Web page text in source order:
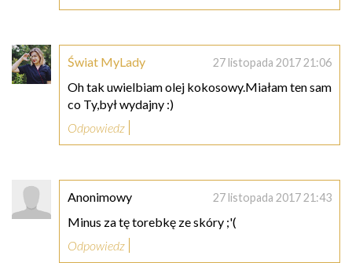
Świat MyLady 27 listopada 2017 21:06
Oh tak uwielbiam olej kokosowy.Miałam ten sam
co Ty,był wydajny :)
Odpowiedz
Anonimowy 27 listopada 2017 21:43
Minus za tę torebkę ze skóry ;'(
Odpowiedz